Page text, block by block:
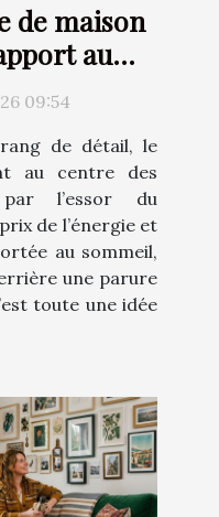
de maison
au
09:54
de détail, le
au centre des
l’essor du
de l’énergie et
au sommeil,
une parure
toute une idée